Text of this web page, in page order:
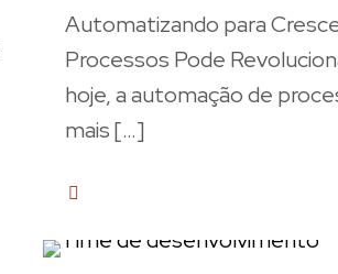
Automatizando para
Processos Pode
hoje, a automação de
mais[…]